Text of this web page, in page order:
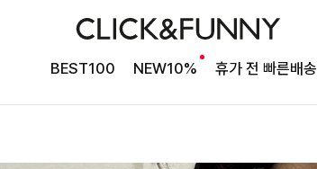
BEST100 NEW10% 휴가 전 빠른배송